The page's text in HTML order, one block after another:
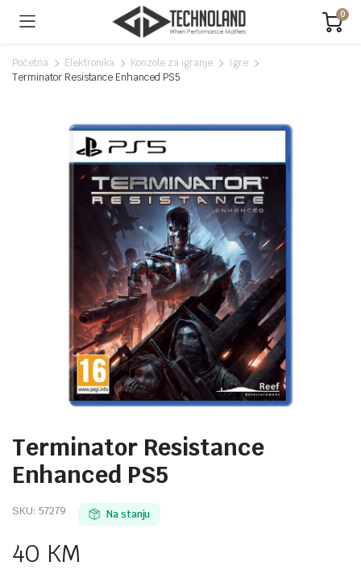
0
Početna Elektronika Konzole za igranje
Igre
Terminator Resistance Enhanced PS5
Terminator Resistance
Enhanced PS5
SKU: 57279 Na stanju
40 KM